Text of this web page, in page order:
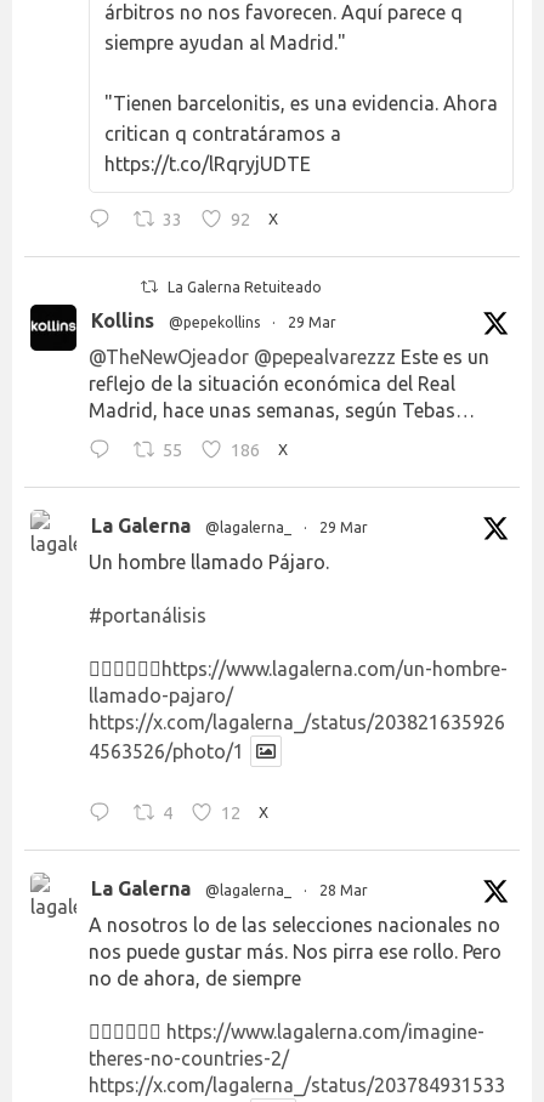
árbitros no nos favorecen. Aquí parece q
siempre ayudan al Madrid."
"Tienen barcelonitis, es una evidencia. Ahora
critican q contratáramos a
https://t.co/lRqryjUDTE
33 92 X
La Galerna Retuiteado
Kollins @pepekollins · 29 Mar
@TheNewOjeador @pepealvarezzz Este es un
reflejo de la situación económica del Real
Madrid, hace unas semanas, según Tebas…
55 186 X
La Galerna @lagalerna_ · 29 Mar
Un hombre llamado Pájaro.
#portanálisis
👉🏻👉🏻👉🏻 https://www.lagalerna.com/un-hombre-
llamado-pajaro/
https://x.com/lagalerna_/status/203821635926
4563526/photo/1
4 12 X
La Galerna @lagalerna_ · 28 Mar
A nosotros lo de las selecciones nacionales no
nos puede gustar más. Nos pirra ese rollo. Pero
no de ahora, de siempre
👉🏻👉🏻👉🏻 https://www.lagalerna.com/imagine-
theres-no-countries-2/
https://x.com/lagalerna_/status/203784931533